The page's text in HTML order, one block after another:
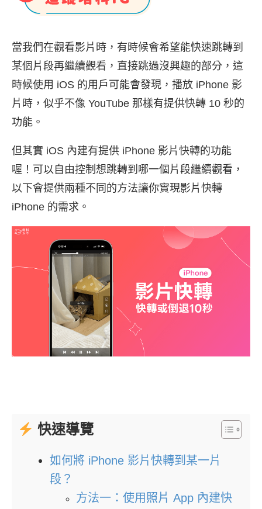
當我們在觀看影片時，有時候會希望能快速跳轉到
某個片段再繼續觀看，直接跳過沒興趣的部分，這
時候使用 iOS 的用戶可能會發現，播放 iPhone 影
片時，似乎不像 YouTube 那樣有提供快轉 10 秒的
功能。
但其實 iOS 內建有提供 iPhone 影片快轉的功能
喔！可以自由控制想跳轉到哪一個片段繼續觀看，
以下會提供兩種不同的方法讓你實現影片快轉
iPhone 的需求。
快速導覽
如何將 iPhone 影片快轉到某一片
段？
方法一：使用照片 App 內建快